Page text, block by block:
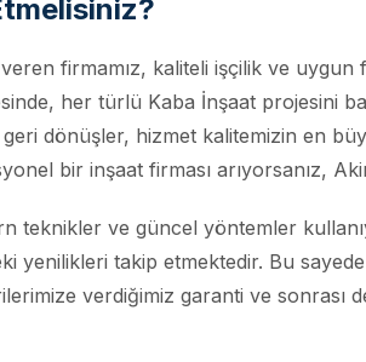
firmamız, kaliteli işçilik ve uygun
her türlü Kaba İnşaat projesini
dönüşler, hizmet kalitemizin en
bir inşaat firması arıyorsanız,
teknikler ve güncel yöntemler
yenilikleri takip etmektedir. Bu
verdiğimiz garanti ve sonrası